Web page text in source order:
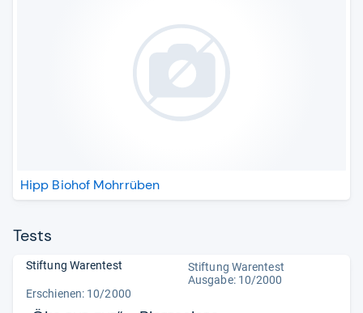
Hipp Biohof Mohrrüben
Tests
Stiftung Warentest
Stiftung Warentest
Ausgabe: 10/2000
Erschienen: 10/2000